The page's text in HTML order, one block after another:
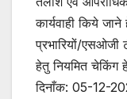
p o
k
कार्यवाही किये
प्रभारियों/एसओजी
हेतु नियमित चेकिंग
दिनाँक: 05-12-